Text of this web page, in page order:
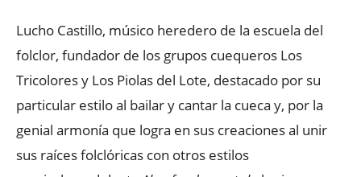
Lucho Castillo, músico heredero de la escuela del
folclor, fundador de los grupos cuequeros Los
Tricolores y Los Piolas del Lote, destacado por su
particular estilo al bailar y cantar la cueca y, por la
genial armonía que logra en sus creaciones al unir
sus raíces folclóricas con otros estilos